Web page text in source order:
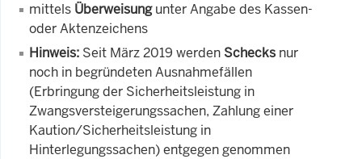
mittels Überweisungunter Angabe des Kassen-
oder Aktenzeichens
Hinweis: Seit März 2019 werden Schecks nur
noch in begründeten Ausnahmefällen
(Erbringung der Sicherheitsleistung in
Zwangsversteigerungssachen, Zahlung einer
Kaution/Sicherheitsleistung in
Hinterlegungssachen) entgegen genommen